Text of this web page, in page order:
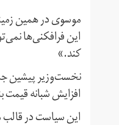
موسوی در همین
این فرافکنی‌ها
کند.»
افزایش شبانه
این سیاست در